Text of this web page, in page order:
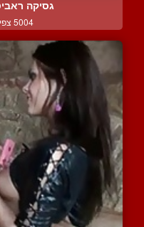
גסיקה
5004 צפיות